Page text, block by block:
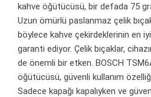
kahve öğütücüsü, bir defada 75
Uzun ömürlü paslanmaz çelik
böylece kahve çekirdeklerinin en
garanti ediyor. Çelik bıçaklar,
de önemli bir etken. BOSCH
öğütücüsü, güvenli kullanım
Sadece kapağı kapalıyken ve